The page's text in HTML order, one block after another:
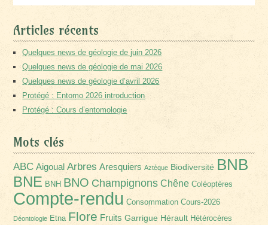
Articles récents
Quelques news de géologie de juin 2026
Quelques news de géologie de mai 2026
Quelques news de géologie d’avril 2026
Protégé : Entomo 2026 introduction
Protégé : Cours d’entomologie
Mots clés
ABC Aigoual Arbres Aresquiers Aztèque Biodiversité BNB
BNE BNH BNO Champignons Chêne Coléoptères
Compte-rendu Consommation Cours-2026
Déontologie Etna Flore Fruits Garrigue Hérault Hétérocères